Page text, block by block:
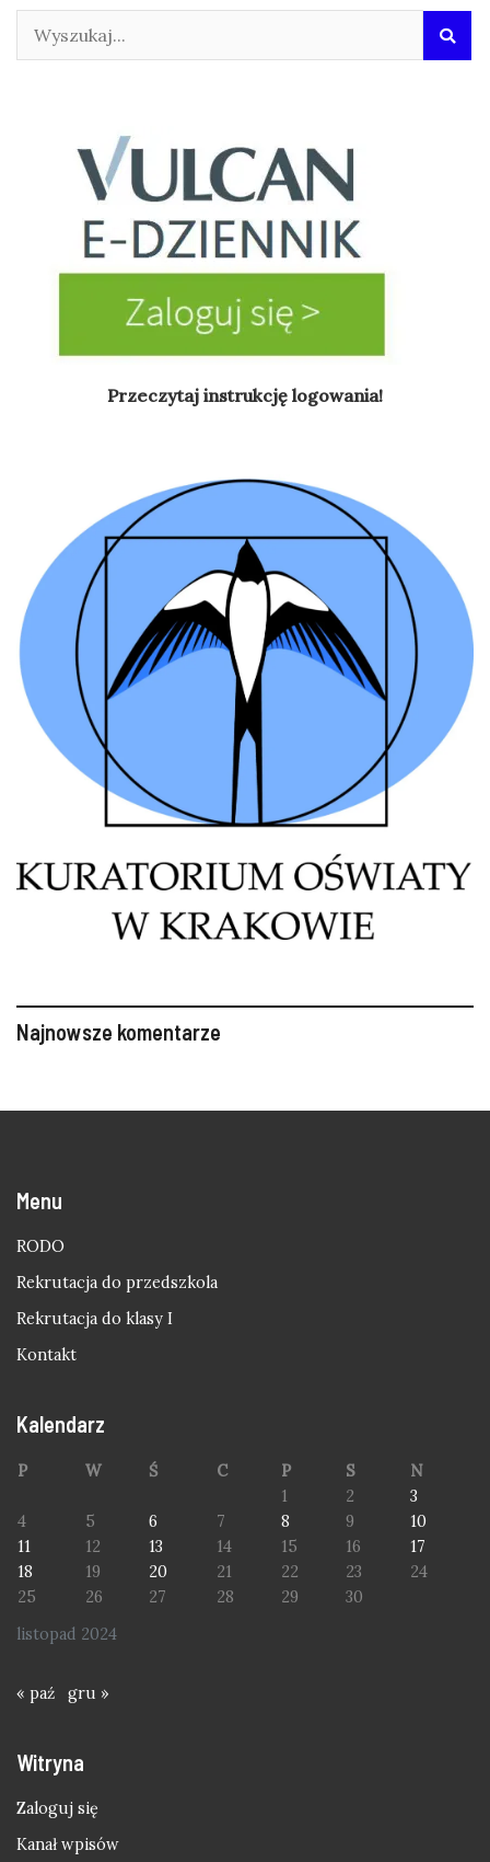
Przeczytaj instrukcję logowania!
Najnowsze komentarze
Menu
RODO
Rekrutacja do przedszkola
Rekrutacja do klasy I
Kontakt
Kalendarz
listopad 2024
P W Ś C P S
N
1
2
3
4
5 6 7 8 9
10
11
12 13 14 15 16
17
18
19 20 21 22 23
24
25
26 27 28 29 30
« paź gru »
Witryna
Zaloguj się
Kanał wpisów